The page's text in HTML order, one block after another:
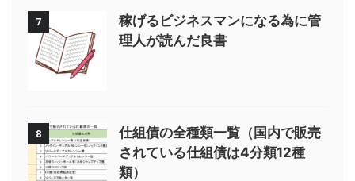
7
稼げるビジネスマンになる為に管
理人が読んだ良書
8
仕組債の全種類一覧（国内で販売
されている仕組債は4分類12種
類）